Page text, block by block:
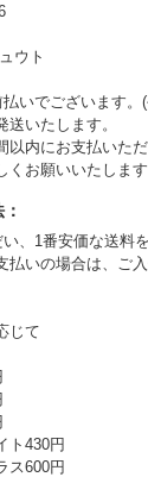
ウト
いでございます
送いたします。
以内にお支払いた
くお願いいたします
、1番安価な送料
払いの場合は、ご
じて
ト430円
ス600円